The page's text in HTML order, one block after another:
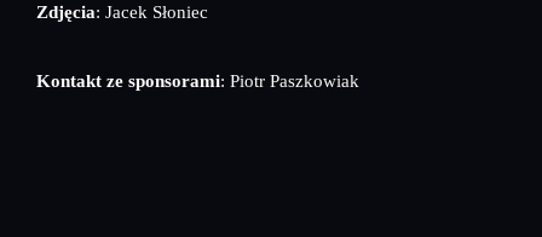
Zdjęcia: Jacek Słoniec
Kontakt ze sponsorami: Piotr Paszkowiak